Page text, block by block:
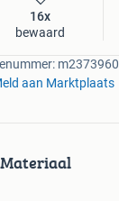
- 17.00
689368
16x
bewaard
aan Marktplaats